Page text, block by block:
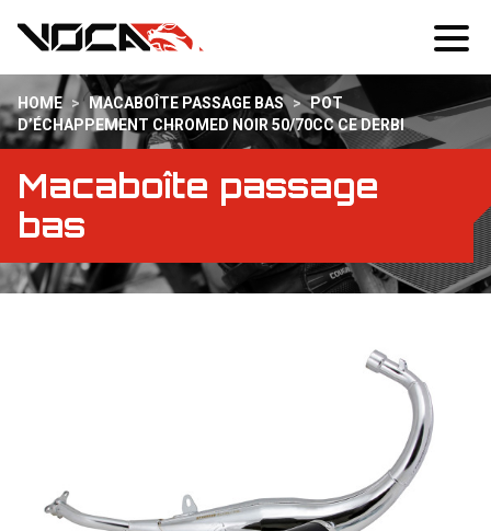
HOME > MACABOÎTE PASSAGE BAS > POT
D’ÉCHAPPEMENT CHROMED NOIR 50/70CC CE DERBI
Macaboîte passage
bas